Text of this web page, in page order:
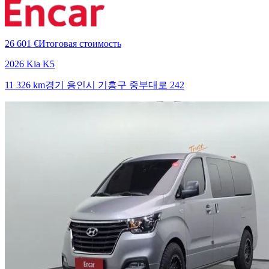
26 601 €Итоговая стоимость
2026 Kia K5
11 326 km경기 용인시 기흥구 중부대로 242